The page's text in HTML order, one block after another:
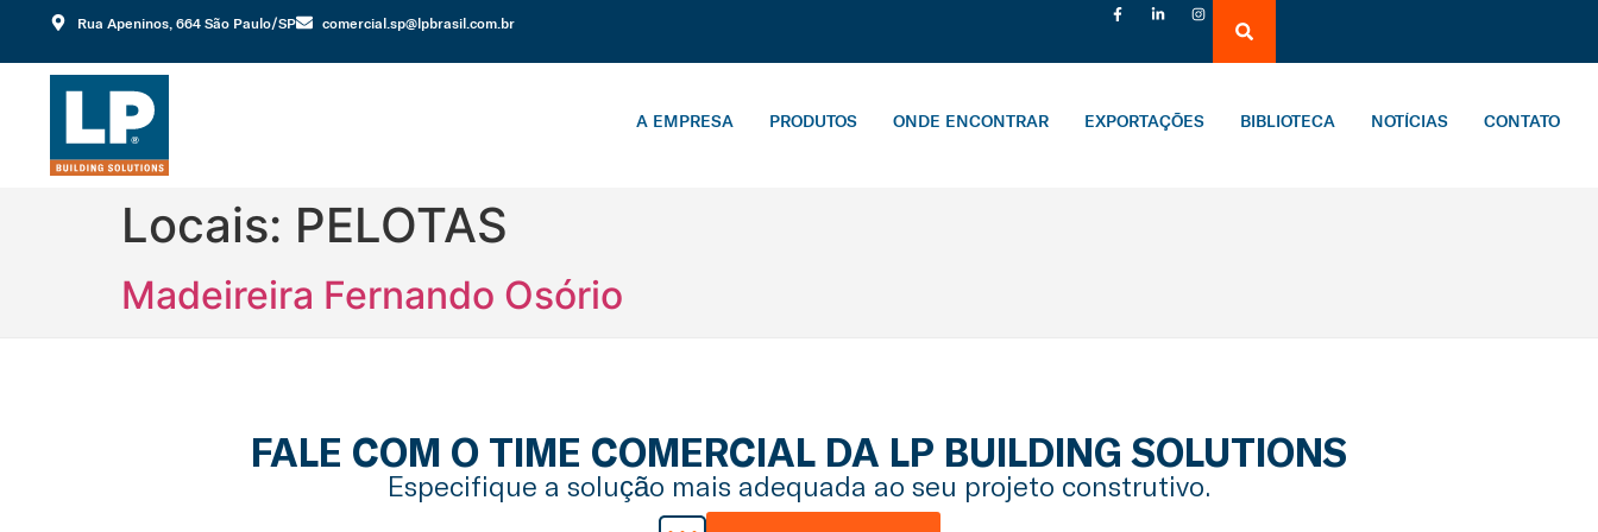
Rua Apeninos, 664 São Paulo/SP comercial.sp@lpbrasil.com.br
A EMPRESA PRODUTOS ONDE ENCONTRAR EXPORTAÇÕES BIBLIOTECA NOTÍCIAS CONTATO
Locais: PELOTAS
Madeireira Fernando Osório
FALE COM O TIME COMERCIAL DA LP BUILDING SOLUTIONS
Especifique a solução mais adequada ao seu projeto construtivo.